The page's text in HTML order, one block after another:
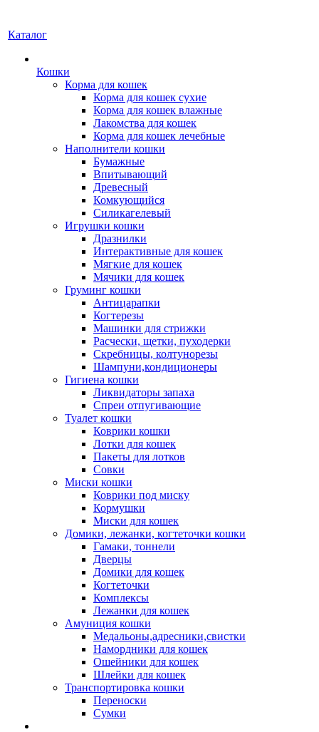
Каталог
Кошки
Корма для кошек
Корма для кошек сухие
Корма для кошек влажные
Лакомства для кошек
Корма для кошек лечебные
Наполнители кошки
Бумажные
Впитывающий
Древесный
Комкующийся
Силикагелевый
Игрушки кошки
Дразнилки
Интерактивные для кошек
Мягкие для кошек
Мячики для кошек
Груминг кошки
Антицарапки
Когтерезы
Машинки для стрижки
Расчески, щетки, пуходерки
Скребницы, колтунорезы
Шампуни,кондиционеры
Гигиена кошки
Ликвидаторы запаха
Спреи отпугивающие
Туалет кошки
Коврики кошки
Лотки для кошек
Пакеты для лотков
Совки
Миски кошки
Коврики под миску
Кормушки
Миски для кошек
Домики, лежанки, когтеточки кошки
Гамаки, тоннели
Дверцы
Домики для кошек
Когтеточки
Комплексы
Лежанки для кошек
Амуниция кошки
Медальоны,адресники,свистки
Намордники для кошек
Ошейники для кошек
Шлейки для кошек
Транспортировка кошки
Переноски
Сумки